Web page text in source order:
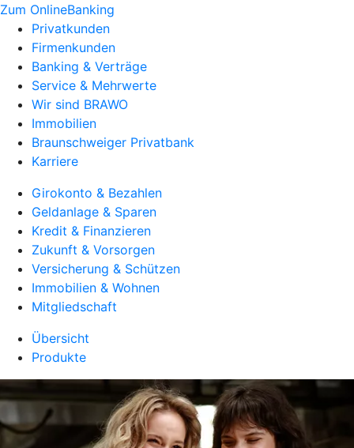
Zum OnlineBanking
Privatkunden
Firmenkunden
Banking & Verträge
Service & Mehrwerte
Wir sind BRAWO
Immobilien
Braunschweiger Privatbank
Karriere
Girokonto & Bezahlen
Geldanlage & Sparen
Kredit & Finanzieren
Zukunft & Vorsorgen
Versicherung & Schützen
Immobilien & Wohnen
Mitgliedschaft
Übersicht
Produkte